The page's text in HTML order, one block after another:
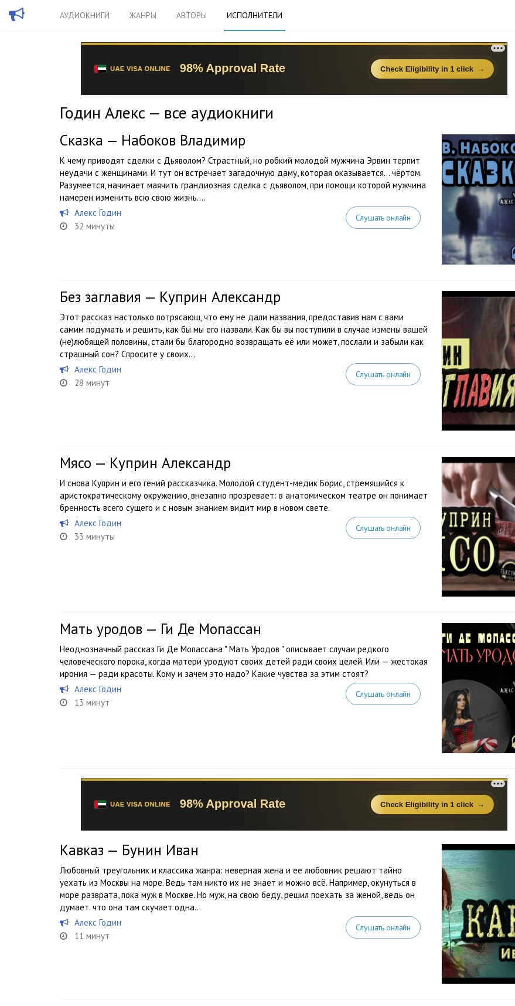
АУДИОКНИГИ ЖАНРЫ АВТОРЫ ИСПОЛНИТЕЛИ
Годин Алекс — все аудиокниги
Сказка — Набоков Владимир
К чему приводят сделки с Дьяволом? Страстный, но робкий молодой мужчина Эрвин терпит
неудачи с женщинами. И тут он встречает загадочную даму, которая оказывается… чёртом.
Разумеется, начинает маячить грандиозная сделка с дьяволом, при помощи которой мужчина
намерен изменить всю свою жизнь....
Алекс Годин
32 минуты
Слушать онлайн
Без заглавия — Куприн Александр
Этот рассказ настолько потрясающ, что ему не дали названия, предоставив нам с вами
самим подумать и решить, как бы мы его назвали. Как бы вы поступили в случае измены вашей
(не)любящей половины, стали бы благородно возвращать её или может, послали и забыли как
страшный сон? Спросите у своих...
Алекс Годин
28 минут
Слушать онлайн
Мясо — Куприн Александр
И снова Куприн и его гений рассказчика. Молодой студент-медик Борис, стремящийся к
аристократическому окружению, внезапно прозревает: в анатомическом театре он понимает
бренность всего сущего и с новым знанием видит мир в новом свете.
Алекс Годин
33 минуты
Слушать онлайн
Мать уродов — Ги Де Мопассан
Неоднозначный рассказ Ги Де Мопассана " Мать Уродов " описывает случаи редкого
человеческого порока, когда матери уродуют своих детей ради своих целей. Или — жестокая
ирония — ради красоты. Кому и зачем это надо? Какие чувства за этим стоят?
Алекс Годин
13 минут
Слушать онлайн
Кавказ — Бунин Иван
Любовный треугольник и классика жанра: неверная жена и ее любовник решают тайно
уехать из Москвы на море. Ведь там никто их не знает и можно всё. Например, окунуться в
море разврата, пока муж в Москве. Но муж, на свою беду, решил поехать за женой, ведь он
думает. что она там скучает одна…
Алекс Годин
11 минут
Слушать онлайн